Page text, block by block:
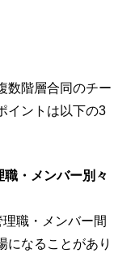
数階層合同のチー
イントは以下の3
・メンバー別々
職・メンバー間
になることがあり